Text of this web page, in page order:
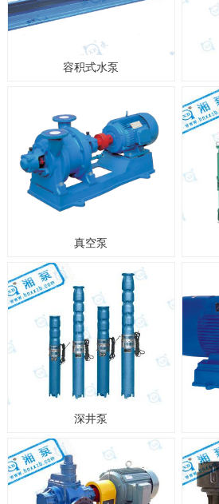
容积式水泵
真空泵
深井泵